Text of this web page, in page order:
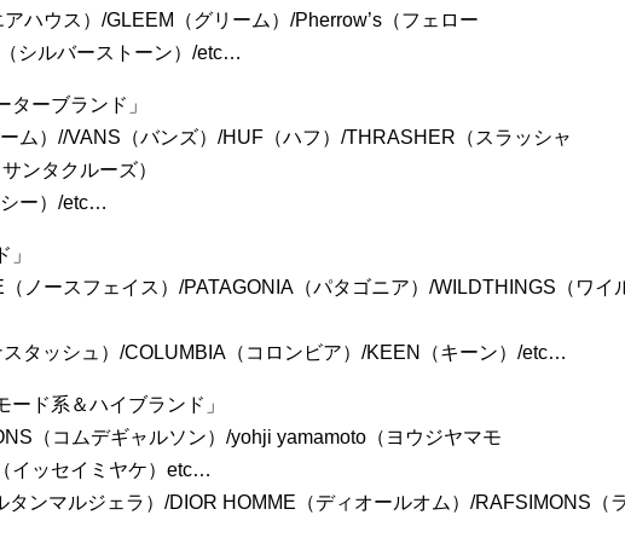
シュマン）/SAMURAIJEANS（サムライジーンズ）/DENIME（ドゥニ
ュー）
シルバーストーン）/etc…
ターブランド」
ム）//VANS（バンズ）/HUF（ハフ）/THRASHER（スラッシャ
ー）/etc…
ノースフェイス）/PATAGONIA（パタゴニア）/WILDTHINGS（ワイル
スタッシュ）/COLUMBIA（コロンビア）/KEEN（キーン）/etc…
ード系＆ハイブランド」
（コムデギャルソン）/yohji yamamoto（ヨウジヤマモ
イッセイミヤケ）etc…